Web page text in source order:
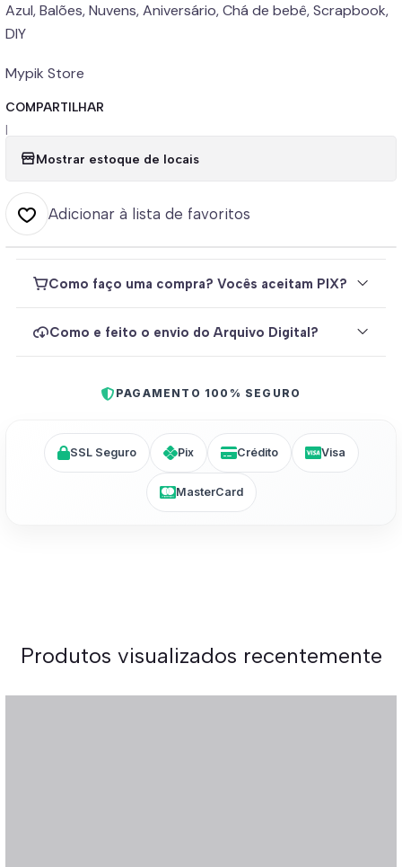
Azul, Balões, Nuvens, Aniversário, Chá de bebê, Scrapbook,
DIY
Mypik Store
COMPARTILHAR
|
Mostrar estoque de locais
Adicionar à lista de favoritos
Como faço uma compra? Vocês aceitam PIX?
Como e feito o envio do Arquivo Digital?
PAGAMENTO 100% SEGURO
SSL Seguro Pix Crédito Visa
MasterCard
Produtos visualizados recentemente